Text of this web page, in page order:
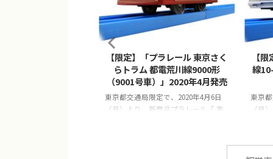
【限定】「プラレール 東京さく
らトラム 都電荒川線9000形
（9001号車）」2020年4月発売
東京都交通局限定で、2020年4月6日
（月）より、新商品プラレール「 東
【
線
東京
（月